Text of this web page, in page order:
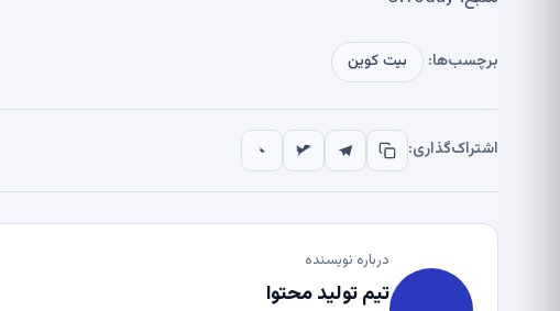
برچسب‌ها: بیت کوین
اشتراک‌گذاری:
درباره نویسنده
تیم تولید محتوا